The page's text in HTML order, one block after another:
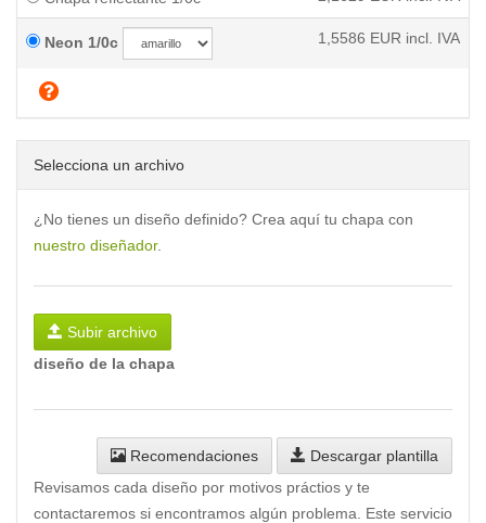
Neon 1/0c 1,5586 EUR incl. IVA
Selecciona un archivo
¿No tienes un diseño definido? Crea aquí tu chapa con
nuestro diseñador.
Subir archivo
diseño de la chapa
Recomendaciones
Descargar plantilla
Revisamos cada diseño por motivos práctios y te
contactaremos si encontramos algún problema. Este servicio